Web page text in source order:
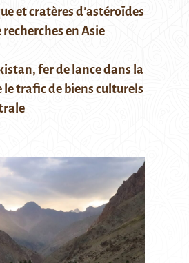
et cratères d’astéroïdes
recherches en Asie
fer de lance dans la
trafic de biens culturels